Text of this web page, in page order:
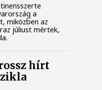
a
miközben az
júliust mértek,
hírt